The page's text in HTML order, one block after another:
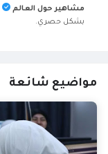
مشاهير حول العالم
بشكل حصري.
مواضيع شائعة